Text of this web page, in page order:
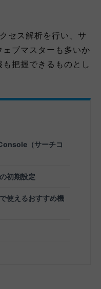
セス解析を行い、サ
ブマスターも多いか
把握できるものとし
（サーチコ
初期設定
使えるおすすめ機